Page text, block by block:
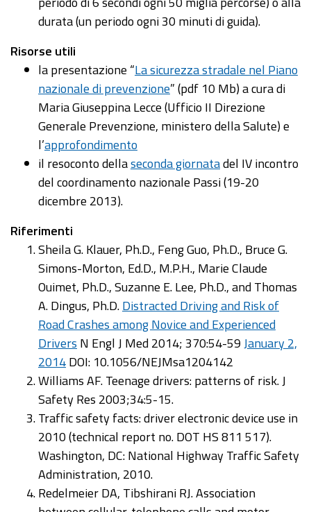
durata (un periodo ogni 30 minuti di guida).
Risorse utili
la presentazione “La sicurezza stradale nel Piano
nazionale di prevenzione” (pdf 10 Mb) a cura di
Maria Giuseppina Lecce (Ufficio II Direzione
Generale Prevenzione, ministero della Salute) e
l’approfondimento
il resoconto dellaseconda giornatadel IV incontro
del coordinamento nazionale Passi (19-20
dicembre 2013).
Riferimenti
Sheila G. Klauer, Ph.D., Feng Guo, Ph.D., Bruce G.
Simons-Morton, Ed.D., M.P.H., Marie Claude
Ouimet, Ph.D., Suzanne E. Lee, Ph.D., and Thomas
A. Dingus, Ph.D.Distracted Driving and Risk of
Road Crashes among Novice and Experienced
Drivers N Engl J Med 2014; 370:54-59January 2,
2014DOI: 10.1056/NEJMsa1204142
Williams AF. Teenage drivers: patterns of risk. J
Safety Res 2003;34:5-15.
Traffic safety facts: driver electronic device use in
2010 (technical report no. DOT HS 811 517).
Washington, DC: National Highway Traffic Safety
Administration, 2010.
Redelmeier DA, Tibshirani RJ. Association